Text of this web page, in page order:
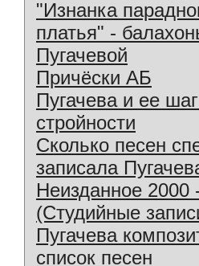
"Изнанка
платья" -
Пугачевой
Причёски АБ
Пугачева и ее
стройности
Сколько песен
записала
Неизданное 2000
(Студийные
Пугачева
список песен